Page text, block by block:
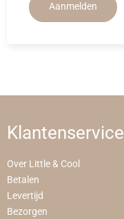
Aanmelden
Klantenservice
Over Little & Cool
Betalen
Levertijd
Bezorgen